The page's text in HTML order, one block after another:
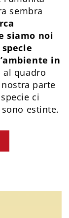
sembra
siamo noi
in
al quadro
parte
ci
estinte.